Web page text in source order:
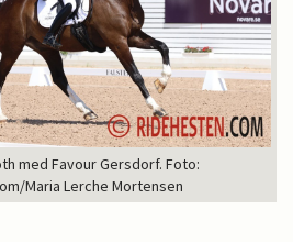
med Favour Gersdorf. Foto:
Maria Lerche Mortensen